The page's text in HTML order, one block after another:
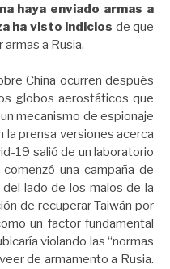
haya enviado armas a
ha visto indicios de que
a Rusia.
China ocurren después
globos aerostáticos que
mecanismo de espionaje
la prensa versiones acerca
19 salió de un laboratorio
una campaña de
lado de los malos de la
de recuperar Taiwán por
un factor fundamental
violando las “normas
de armamento a Rusia.